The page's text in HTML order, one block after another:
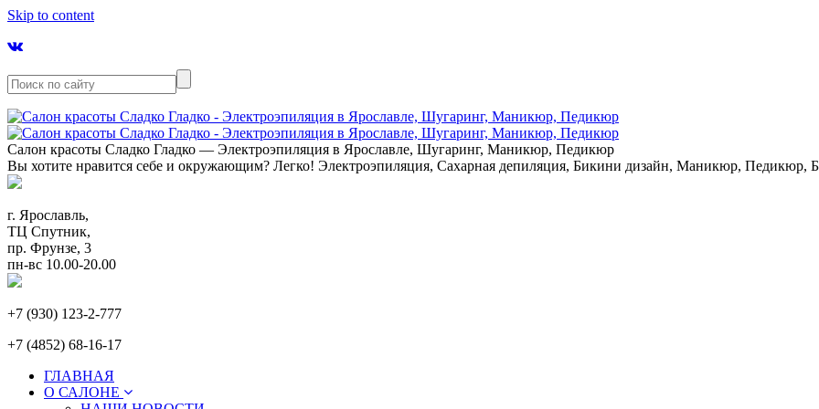
Skip to content
Салон красоты Сладко Гладко — Электроэпиляция в Ярославле, Шугаринг, Маникюр, Педикюр
Вы хотите нравится себе и окружающим? Легко! Электроэпиляция, Сахарная депиляция, Бикини дизайн, Маникюр, Педикюр,
г. Ярославль,
ТЦ Спутник,
пр. Фрунзе, 3
пн-вс 10.00-20.00
+7 (930) 123-2-777
+7 (4852) 68-16-17
ГЛАВНАЯ
О САЛОНЕ